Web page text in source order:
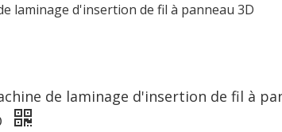
laminage d'insertion de fil à panneau 3D
de laminage d'insertion de fil à